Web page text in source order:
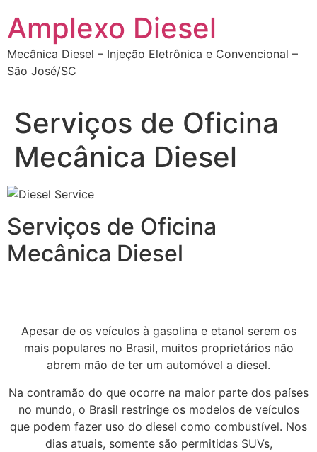
para
conteúdo
Amplexo Diesel
Mecânica Diesel – Injeção Eletrônica e Convencional –
São José/SC
Serviços de Oficina
Mecânica Diesel
Serviços de Oficina
Mecânica Diesel
Apesar de os veículos à gasolina e etanol serem os
mais populares no Brasil, muitos proprietários não
abrem mão de ter um automóvel a diesel.
Na contramão do que ocorre na maior parte dos países
no mundo, o Brasil restringe os modelos de veículos
que podem fazer uso do diesel como combustível. Nos
dias atuais, somente são permitidas SUVs,